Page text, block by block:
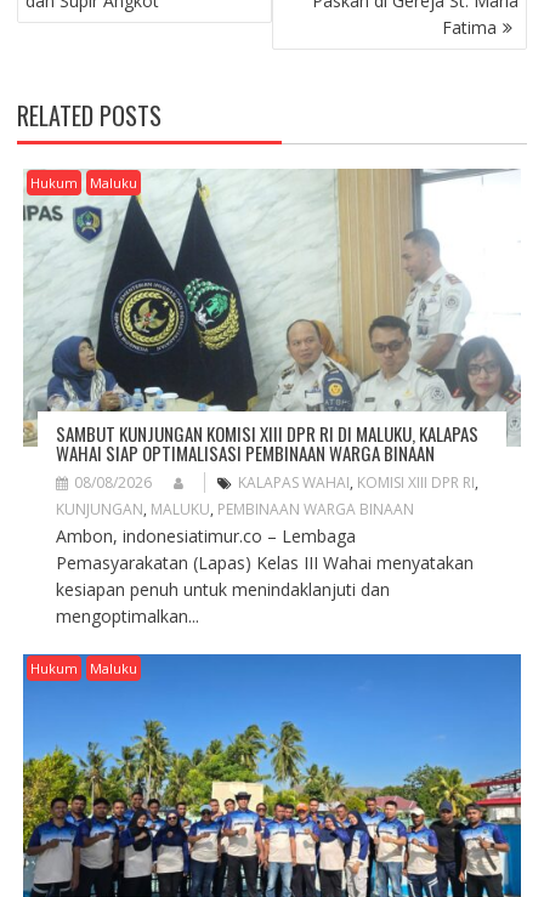
T
V
I
G
A
T
N
Fatima
RELATED POSTS
Hukum Maluku
SAMBUT KUNJUNGAN KOMISI XIII DPR RI DI MALUKU, KALAPAS
WAHAI SIAP OPTIMALISASI PEMBINAAN WARGA BINAAN
08/08/2026 KALAPAS WAHAI, KOMISI XIII DPR RI,
KUNJUNGAN, MALUKU, PEMBINAAN WARGA BINAAN
Ambon, indonesiatimur.co – Lembaga
Pemasyarakatan (Lapas) Kelas III Wahai menyatakan
kesiapan penuh untuk menindaklanjuti dan
mengoptimalkan...
Hukum Maluku